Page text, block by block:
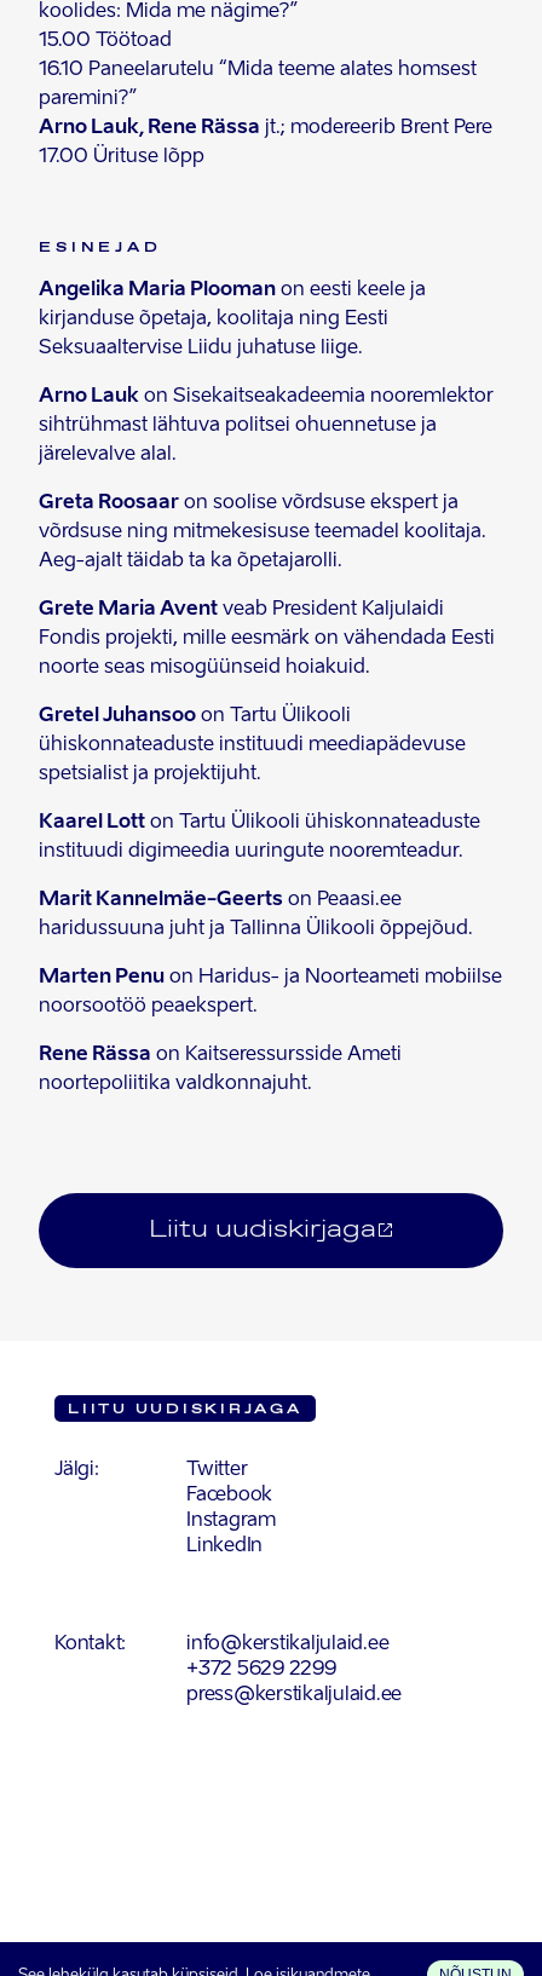
koolides: Mida me nägime?”
15.00 Töötoad
16.10 Paneelarutelu “Mida teeme alates homsest
paremini?”
Arno Lauk, Rene Rässa jt.; modereerib Brent Pere
17.00 Ürituse lõpp
ESINEJAD
Angelika Maria Plooman on eesti keele ja
kirjanduse õpetaja, koolitaja ning Eesti
Seksuaaltervise Liidu juhatuse liige.
Arno Lauk on Sisekaitseakadeemia nooremlektor
sihtrühmast lähtuva politsei ohuennetuse ja
järelevalve alal.
Greta Roosaar on soolise võrdsuse ekspert ja
võrdsuse ning mitmekesisuse teemadel koolitaja.
Aeg-ajalt täidab ta ka õpetajarolli.
Grete Maria Avent veab President Kaljulaidi
Fondis projekti, mille eesmärk on vähendada Eesti
noorte seas misogüünseid hoiakuid.
Gretel Juhansoo on Tartu Ülikooli
ühiskonnateaduste instituudi meediapädevuse
spetsialist ja projektijuht.
Kaarel Lott on Tartu Ülikooli ühiskonnateaduste
instituudi digimeedia uuringute nooremteadur.
Marit Kannelmäe-Geerts on Peaasi.ee
haridussuuna juht ja Tallinna Ülikooli õppejõud.
Marten Penu on Haridus- ja Noorteameti mobiilse
noorsootöö peaekspert.
Rene Rässa on Kaitseressursside Ameti
noortepoliitika valdkonnajuht.
Liitu uudiskirjaga
LIITU UUDISKIRJAGA
Jälgi:
Twitter
Facebook
Instagram
LinkedIn
Kontakt:
info@kerstikaljulaid.ee
+372 5629 2299
press@kerstikaljulaid.ee